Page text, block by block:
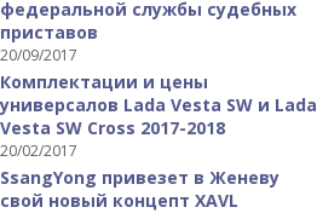
федеральной службы судебных
приставов
20/09/2017
Комплектации и цены
универсалов Lada Vesta SW и Lada
Vesta SW Cross 2017-2018
20/02/2017
SsangYong привезет в Женеву
свой новый концепт XAVL